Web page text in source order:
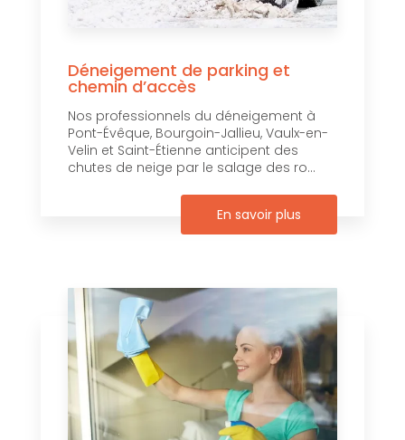
Déneigement de parking et
chemin d’accès
Nos professionnels du déneigement à
Pont-Évêque, Bourgoin-Jallieu, Vaulx-en-
Velin et Saint-Étienne anticipent des
chutes de neige par le salage des ro...
En savoir plus